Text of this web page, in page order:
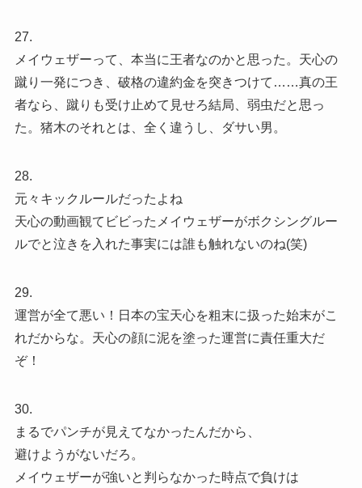
27.
メイウェザーって、本当に王者なのかと思った。天心の
蹴り一発につき、破格の違約金を突きつけて……真の王
者なら、蹴りも受け止めて見せろ結局、弱虫だと思っ
た。猪木のそれとは、全く違うし、ダサい男。
28.
元々キックルールだったよね
天心の動画観てビビったメイウェザーがボクシングルー
ルでと泣きを入れた事実には誰も触れないのね(笑)
29.
運営が全て悪い！日本の宝天心を粗末に扱った始末がこ
れだからな。天心の顔に泥を塗った運営に責任重大だ
ぞ！
30.
まるでパンチが見えてなかったんだから、
避けようがないだろ。
メイウェザーが強いと判らなかった時点で負けは